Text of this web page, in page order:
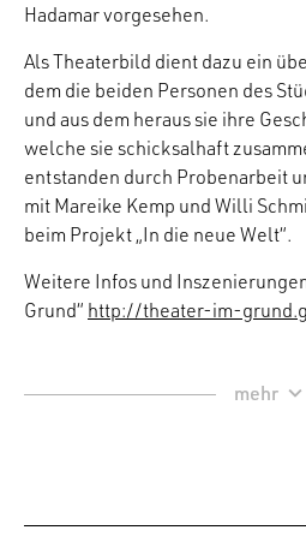
Hadamar vorgesehen.
Als Theaterbild dient dazu ein
dem die beiden Personen des
und aus dem heraus sie ihre
welche sie schicksalhaft
entstanden durch Probenarbeit
mit Mareike Kemp und Willi
beim Projekt „In die neue Welt“.
Weitere Infos und
Grund“ http://theater-im-